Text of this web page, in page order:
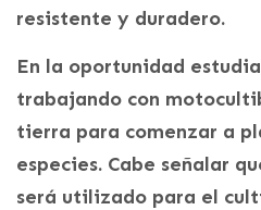
resistente y duradero.
En la oportunidad
trabajando con
tierra para comenzar a
especies. Cabe señalar
será utilizado para el